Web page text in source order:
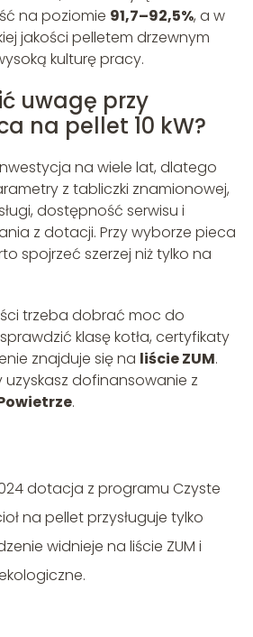
na poziomie 91,7–92,5%, a w
jakości pelletem drzewnym
kulturę pracy.
uwagę przy
na pellet 10 kW?
na wiele lat, dlatego
z tabliczki znamionowej,
dostępność serwisu i
z dotacji. Przy wyborze pieca
spojrzeć szerzej niż tylko na
trzeba dobrać moc do
klasę kotła, certyfikaty
znajduje się na liście ZUM.
uzyskasz dofinansowanie z
.
dotacja z programu Czyste
na pellet przysługuje tylko
widnieje na liście ZUM i